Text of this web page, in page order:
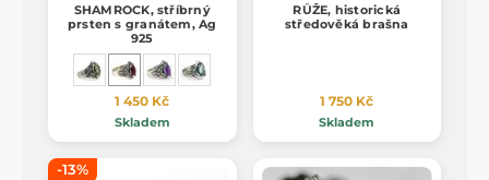
SHAMROCK, stříbrný
prsten s granátem, Ag
925
1 450 Kč
Skladem
RŮŽE, historická
středověká brašna
1 750 Kč
Skladem
-13%